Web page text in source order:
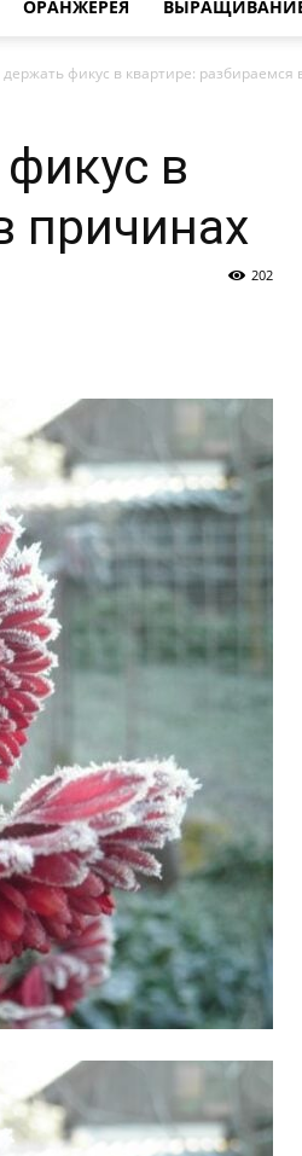
ОРАНЖЕРЕЯ
фикус в квартире: разбираемся
в
причинах
202